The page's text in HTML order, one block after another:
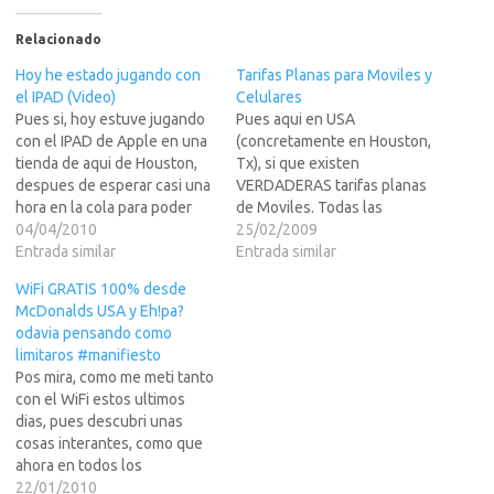
Relacionado
Hoy he estado jugando con
el IPAD (Video)
Pues si, hoy estuve jugando
con el IPAD de Apple en una
tienda de aqui de Houston,
despues de esperar casi una
hora en la cola para poder
usarlo. El video con la
chorrada de turno, esta en
puedo decir que la maquina
lo unico…
04/04/2010
Entrada similar
Tarifas Planas para Moviles y
Celulares
Pues aqui en USA
(concretamente en Houston,
Tx), si que existen
VERDADERAS tarifas planas
de Moviles. Todas las
operadoras grandes
(Tmobile - gsm -, AT&T - gsm
25/02/2009
Entrada similar
WiFi GRATIS 100% desde
McDonalds USA y Eh!pa?
odavia pensando como
limitaros #manifiesto
Pos mira, como me meti tanto
con el WiFi estos ultimos
dias, pues descubri unas
cosas interantes, como que
ahora en todos los
McDonalds de USA el Wifi es
22/01/2010